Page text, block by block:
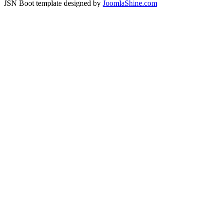
JSN Boot template designed by JoomlaShine.com